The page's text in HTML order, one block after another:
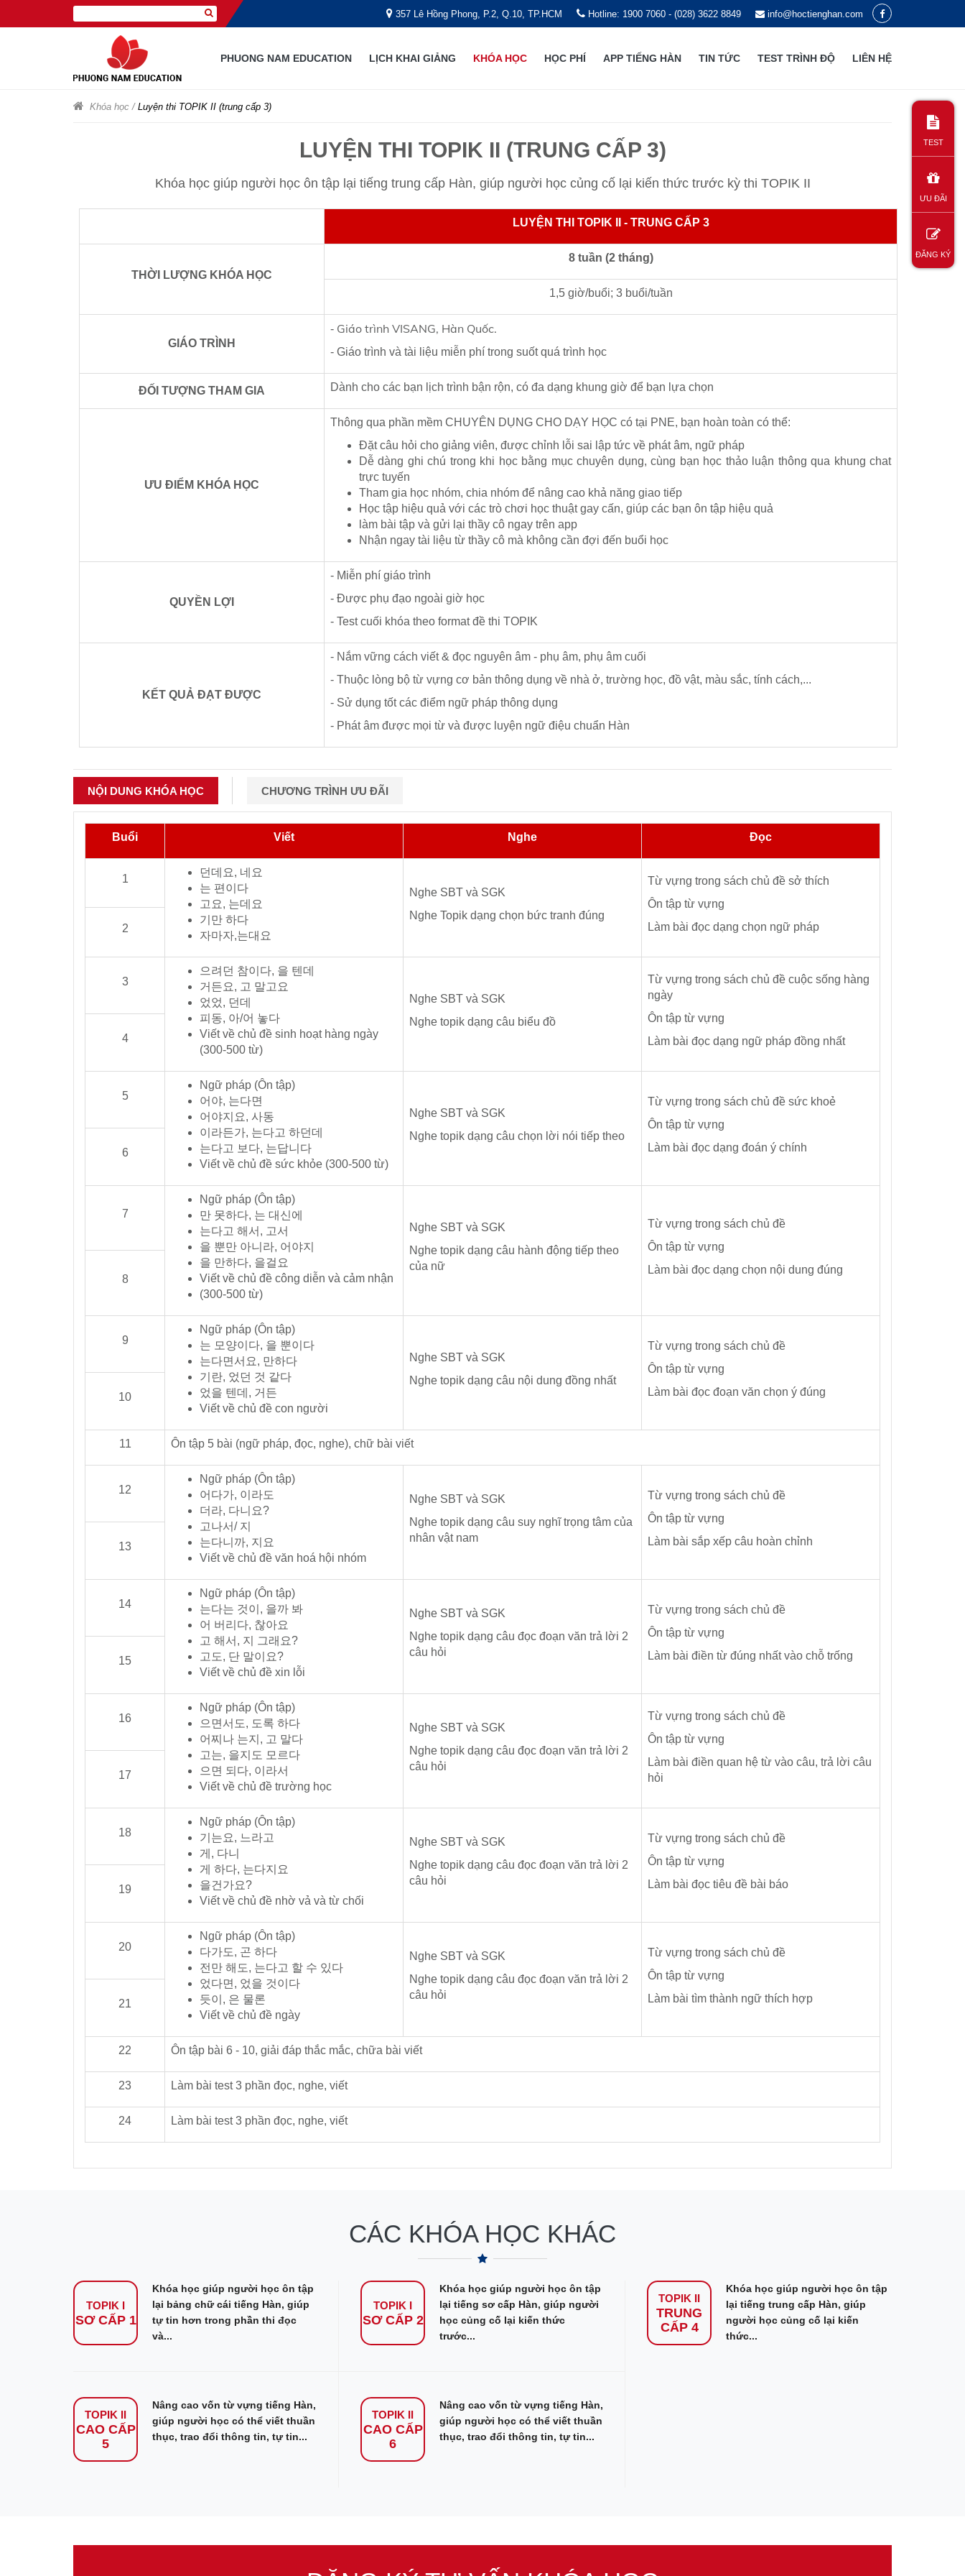
357 Lê Hồng Phong, P.2, Q.10, TP.HCM Hotline: 1900 7060 - (028) 3622 8849 info@hoctienghan.com
PHUONG NAM EDUCATION LỊCH KHAI GIẢNG KHÓA HỌC HỌC PHÍ APP TIẾNG HÀN TIN TỨC TEST TRÌNH ĐỘ LIÊN HỆ
Khóa học / Luyện thi TOPIK II (trung cấp 3)
LUYỆN THI TOPIK II (TRUNG CẤP 3)
Khóa học giúp người học ôn tập lại tiếng trung cấp Hàn, giúp người học củng cố lại kiến thức trước kỳ thi TOPIK II
LUYỆN THI TOPIK II - TRUNG CẤP 3
THỜI LƯỢNG KHÓA HỌC
8 tuần (2 tháng)
1,5 giờ/buổi; 3 buổi/tuần
GIÁO TRÌNH
- Giáo trình VISANG, Hàn Quốc.
- Giáo trình và tài liệu miễn phí trong suốt quá trình học
ĐỐI TƯỢNG THAM GIA Dành cho các bạn lịch trình bận rộn, có đa dạng khung giờ để bạn lựa chọn
ƯU ĐIỂM KHÓA HỌC
Thông qua phần mềm CHUYÊN DỤNG CHO DẠY HỌC có tại PNE, bạn hoàn toàn có thể:
Đặt câu hỏi cho giảng viên, được chỉnh lỗi sai lập tức về phát âm, ngữ pháp
Dễ dàng ghi chú trong khi học bằng mục chuyên dụng, cùng bạn học thảo luận thông qua khung chat
trực tuyến
Tham gia học nhóm, chia nhóm để nâng cao khả năng giao tiếp
Học tập hiệu quả với các trò chơi học thuật gay cấn, giúp các bạn ôn tập hiệu quả
làm bài tập và gửi lại thầy cô ngay trên app
Nhận ngay tài liệu từ thầy cô mà không cần đợi đến buổi học
QUYỀN LỢI
- Miễn phí giáo trình
- Được phụ đạo ngoài giờ học
- Test cuối khóa theo format đề thi TOPIK
KẾT QUẢ ĐẠT ĐƯỢC
- Nắm vững cách viết & đọc nguyên âm - phụ âm, phụ âm cuối
- Thuộc lòng bộ từ vựng cơ bản thông dụng về nhà ở, trường học, đồ vật, màu sắc, tính cách,...
- Sử dụng tốt các điểm ngữ pháp thông dụng
- Phát âm được mọi từ và được luyện ngữ điệu chuẩn Hàn
NỘI DUNG KHÓA HỌC CHƯƠNG TRÌNH ƯU ĐÃI
Buổi Viết Nghe Đọc
1
던데요, 네요
는 편이다
고요, 는데요
기만 하다
자마자,는대요
Nghe SBT và SGK
Nghe Topik dạng chọn bức tranh đúng
Từ vựng trong sách chủ đề sở thích
Ôn tập từ vựng
Làm bài đọc dạng chọn ngữ pháp
2
3
으려던 참이다, 을 텐데
거든요, 고 말고요
었었, 던데
피동, 아/어 놓다
Viết về chủ đề sinh hoạt hàng ngày
(300-500 từ)
Nghe SBT và SGK
Nghe topik dạng câu biểu đồ
Từ vựng trong sách chủ đề cuộc sống hàng
ngày
Ôn tập từ vựng
Làm bài đọc dạng ngữ pháp đồng nhất
4
5
Ngữ pháp (Ôn tập)
어야, 는다면
어야지요, 사동
이라든가, 는다고 하던데
는다고 보다, 는답니다
Viết về chủ đề sức khỏe (300-500 từ)
Nghe SBT và SGK
Nghe topik dạng câu chọn lời nói tiếp theo
Từ vựng trong sách chủ đề sức khoẻ
Ôn tập từ vựng
Làm bài đọc dạng đoán ý chính
6
7
Ngữ pháp (Ôn tập)
만 못하다, 는 대신에
는다고 해서, 고서
을 뿐만 아니라, 어야지
을 만하다, 을걸요
Viết về chủ đề công diễn và cảm nhận
(300-500 từ)
Nghe SBT và SGK
Nghe topik dạng câu hành động tiếp theo
của nữ
Từ vựng trong sách chủ đề
Ôn tập từ vựng
Làm bài đọc dạng chọn nội dung đúng
8
9
Ngữ pháp (Ôn tập)
는 모양이다, 을 뿐이다
는다면서요, 만하다
기란, 었던 것 같다
었을 텐데, 거든
Viết về chủ đề con người
Nghe SBT và SGK
Nghe topik dạng câu nội dung đồng nhất
Từ vựng trong sách chủ đề
Ôn tập từ vựng
Làm bài đọc đoạn văn chọn ý đúng
10
11 Ôn tập 5 bài (ngữ pháp, đọc, nghe), chữ bài viết
12
Ngữ pháp (Ôn tập)
어다가, 이라도
더라, 다니요?
고나서/ 지
는다니까, 지요
Viết về chủ đề văn hoá hội nhóm
Nghe SBT và SGK
Nghe topik dạng câu suy nghĩ trọng tâm của
nhân vật nam
Từ vựng trong sách chủ đề
Ôn tập từ vựng
Làm bài sắp xếp câu hoàn chỉnh
13
14
Ngữ pháp (Ôn tập)
는다는 것이, 을까 봐
어 버리다, 찮아요
고 해서, 지 그래요?
고도, 단 말이요?
Viết về chủ đề xin lỗi
Nghe SBT và SGK
Nghe topik dạng câu đọc đoạn văn trả lời 2
câu hỏi
Từ vựng trong sách chủ đề
Ôn tập từ vựng
Làm bài điền từ đúng nhất vào chỗ trống
15
16
Ngữ pháp (Ôn tập)
으면서도, 도록 하다
어찌나 는지, 고 말다
고는, 을지도 모르다
으면 되다, 이라서
Viết về chủ đề trường học
Nghe SBT và SGK
Nghe topik dạng câu đọc đoạn văn trả lời 2
câu hỏi
Từ vựng trong sách chủ đề
Ôn tập từ vựng
Làm bài điền quan hệ từ vào câu, trả lời câu
hỏi
17
18
Ngữ pháp (Ôn tập)
기는요, 느라고
게, 다니
게 하다, 는다지요
을건가요?
Viết về chủ đề nhờ vả và từ chối
Nghe SBT và SGK
Nghe topik dạng câu đọc đoạn văn trả lời 2
câu hỏi
Từ vựng trong sách chủ đề
Ôn tập từ vựng
Làm bài đọc tiêu đề bài báo
19
20
Ngữ pháp (Ôn tập)
다가도, 곤 하다
전만 해도, 는다고 할 수 있다
었다면, 었을 것이다
듯이, 은 물론
Viết về chủ đề ngày
Nghe SBT và SGK
Nghe topik dạng câu đọc đoạn văn trả lời 2
câu hỏi
Từ vựng trong sách chủ đề
Ôn tập từ vựng
Làm bài tìm thành ngữ thích hợp
21
22 Ôn tập bài 6 - 10, giải đáp thắc mắc, chữa bài viết
23 Làm bài test 3 phần đọc, nghe, viết
24 Làm bài test 3 phần đọc, nghe, viết
CÁC KHÓA HỌC KHÁC
TOPIK I
SƠ CẤP 1
Khóa học giúp người học ôn tập
lại bảng chữ cái tiếng Hàn, giúp
tự tin hơn trong phần thi đọc
và...
TOPIK I
SƠ CẤP 2
Khóa học giúp người học ôn tập
lại tiếng sơ cấp Hàn, giúp người
học củng cố lại kiến thức
trước...
TOPIK II
TRUNG
CẤP 4
Khóa học giúp người học ôn tập
lại tiếng trung cấp Hàn, giúp
người học củng cố lại kiến
thức...
TOPIK II
CAO CẤP
5
Nâng cao vốn từ vựng tiếng Hàn,
giúp người học có thể viết thuần
thục, trao đổi thông tin, tự tin...
TOPIK II
CAO CẤP
6
Nâng cao vốn từ vựng tiếng Hàn,
giúp người học có thể viết thuần
thục, trao đổi thông tin, tự tin...
TEST
ƯU ĐÃI
ĐĂNG KÝ